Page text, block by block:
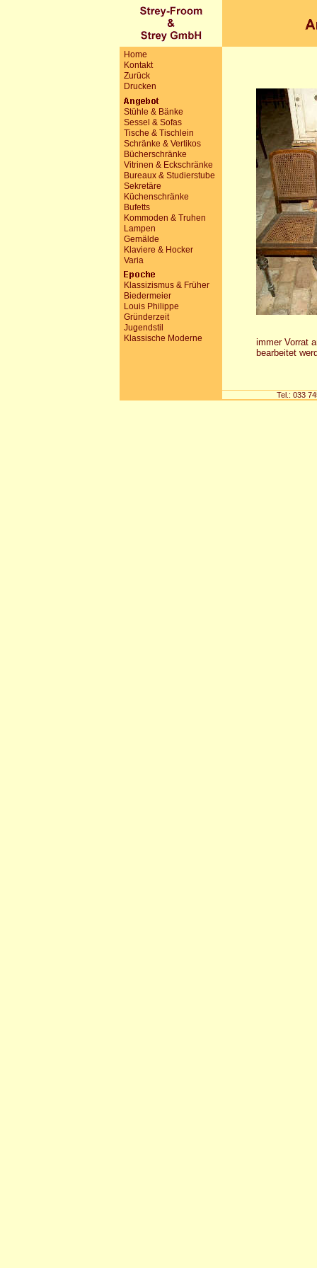
Home
Kontakt
Zurück
Drucken
Stühle & Bänke
Sessel & Sofas
Tische & Tischlein
Schränke & Vertikos
Bücherschränke
Vitrinen & Eckschränke
Bureaux & Studierstube
Sekretäre
Küchenschränke
Bufetts
Kommoden & Truhen
Lampen
Gemälde
Klaviere & Hocker
Varia
Klassizismus & Früher
Biedermeier
Louis Philippe
Gründerzeit
Jugendstil
Klassische Moderne
immer Vorrat
bearbeitet
Tel.: 033